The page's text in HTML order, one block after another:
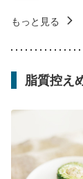
もっと見る
脂質控え